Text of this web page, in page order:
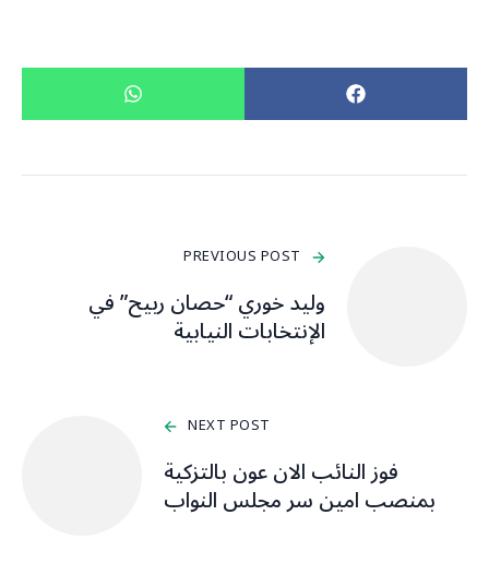
PREVIOUS POST
وليد خوري “حصان ربيح” في
الإنتخابات النيابية
NEXT POST
فوز النائب الان عون بالتزكية
بمنصب امين سر مجلس النواب